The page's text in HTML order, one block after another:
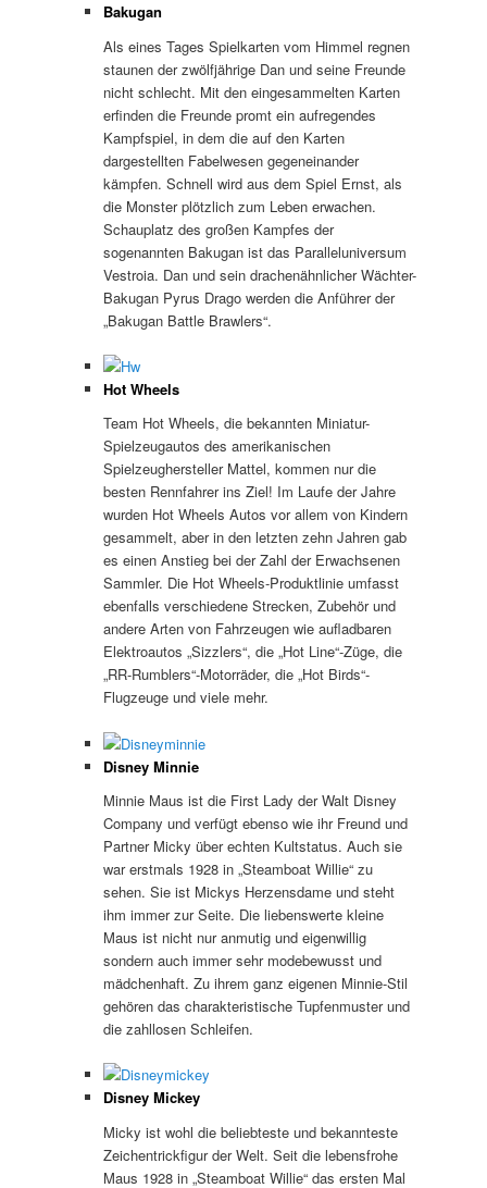
Bakugan
Als eines Tages Spielkarten vom Himmel regnen
staunen der zwölfjährige Dan und seine Freunde
nicht schlecht. Mit den eingesammelten Karten
erfinden die Freunde promt ein aufregendes
Kampfspiel, in dem die auf den Karten
dargestellten Fabelwesen gegeneinander
kämpfen. Schnell wird aus dem Spiel Ernst, als
die Monster plötzlich zum Leben erwachen.
Schauplatz des großen Kampfes der
sogenannten Bakugan ist das Paralleluniversum
Vestroia. Dan und sein drachenähnlicher Wächter-
Bakugan Pyrus Drago werden die Anführer der
„Bakugan Battle Brawlers“.
Hot Wheels
Team Hot Wheels, die bekannten Miniatur-
Spielzeugautos des amerikanischen
Spielzeughersteller Mattel, kommen nur die
besten Rennfahrer ins Ziel! Im Laufe der Jahre
wurden Hot Wheels Autos vor allem von Kindern
gesammelt, aber in den letzten zehn Jahren gab
es einen Anstieg bei der Zahl der Erwachsenen
Sammler. Die Hot Wheels-Produktlinie umfasst
ebenfalls verschiedene Strecken, Zubehör und
andere Arten von Fahrzeugen wie aufladbaren
Elektroautos „Sizzlers“, die „Hot Line“-Züge, die
„RR-Rumblers“-Motorräder, die „Hot Birds“-
Flugzeuge und viele mehr.
Disney Minnie
Minnie Maus ist die First Lady der Walt Disney
Company und verfügt ebenso wie ihr Freund und
Partner Micky über echten Kultstatus. Auch sie
war erstmals 1928 in „Steamboat Willie“ zu
sehen. Sie ist Mickys Herzensdame und steht
ihm immer zur Seite. Die liebenswerte kleine
Maus ist nicht nur anmutig und eigenwillig
sondern auch immer sehr modebewusst und
mädchenhaft. Zu ihrem ganz eigenen Minnie-Stil
gehören das charakteristische Tupfenmuster und
die zahllosen Schleifen.
Disney Mickey
Micky ist wohl die beliebteste und bekannteste
Zeichentrickfigur der Welt. Seit die lebensfrohe
Maus 1928 in „Steamboat Willie“ das ersten Mal